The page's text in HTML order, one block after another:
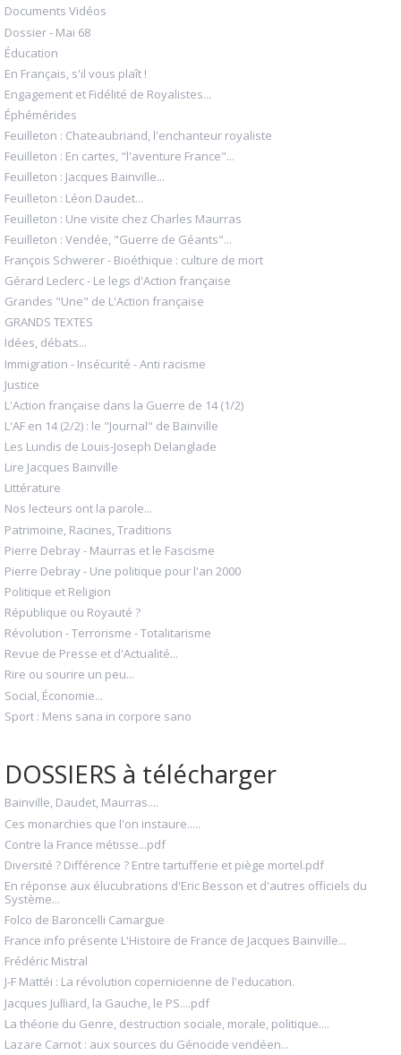
Documents Vidéos
Dossier - Mai 68
Éducation
En Français, s'il vous plaît !
Engagement et Fidélité de Royalistes...
Éphémérides
Feuilleton : Chateaubriand, l'enchanteur royaliste
Feuilleton : En cartes, "l'aventure France"...
Feuilleton : Jacques Bainville...
Feuilleton : Léon Daudet...
Feuilleton : Une visite chez Charles Maurras
Feuilleton : Vendée, "Guerre de Géants"...
François Schwerer - Bioéthique : culture de mort
Gérard Leclerc - Le legs d'Action française
Grandes "Une" de L'Action française
GRANDS TEXTES
Idées, débats...
Immigration - Insécurité - Anti racisme
Justice
L'Action française dans la Guerre de 14 (1/2)
L'AF en 14 (2/2) : le "Journal" de Bainville
Les Lundis de Louis-Joseph Delanglade
Lire Jacques Bainville
Littérature
Nos lecteurs ont la parole...
Patrimoine, Racines, Traditions
Pierre Debray - Maurras et le Fascisme
Pierre Debray - Une politique pour l'an 2000
Politique et Religion
République ou Royauté ?
Révolution - Terrorisme - Totalitarisme
Revue de Presse et d'Actualité...
Rire ou sourire un peu...
Social, Économie...
Sport : Mens sana in corpore sano
DOSSIERS à télécharger
Bainville, Daudet, Maurras....
Ces monarchies que l'on instaure.....
Contre la France métisse...pdf
Diversité ? Différence ? Entre tartufferie et piège mortel.pdf
En réponse aux élucubrations d'Eric Besson et d'autres officiels du
Système...
Folco de Baroncelli Camargue
France info présente L'Histoire de France de Jacques Bainville...
Frédéric Mistral
J-F Mattéi : La révolution copernicienne de l'education.
Jacques Julliard, la Gauche, le PS....pdf
La théorie du Genre, destruction sociale, morale, politique....
Lazare Carnot : aux sources du Génocide vendéen...